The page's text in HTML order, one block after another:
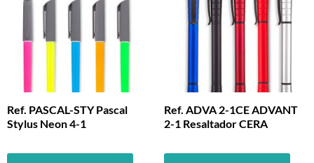
Ref. PASCAL-STY Pascal
Stylus Neon 4-1
Ref. ADVA 2-1CE ADVANT
2-1 Resaltador CERA